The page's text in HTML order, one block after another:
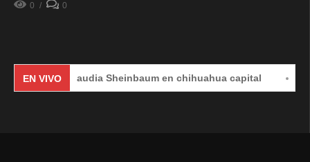
0
0
EN VIVO
Claudia Sheinbaum en chihuahua capital